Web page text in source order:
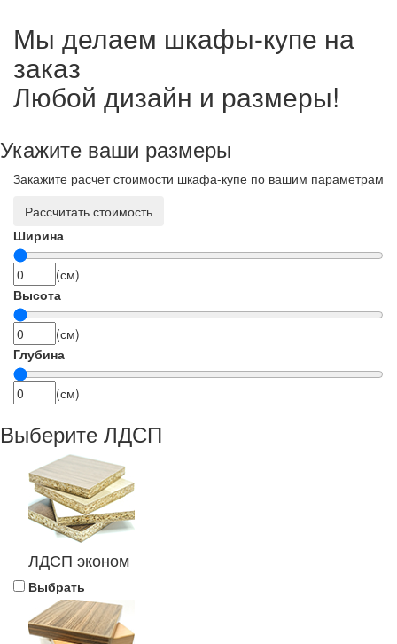
Мы делаем шкафы-купе на
заказ
Любой дизайн и размеры!
Укажите ваши размеры
Закажите расчет стоимости шкафа-купе по вашим параметрам
Рассчитать стоимость
Ширина
(см)
Высота
(см)
Глубина
(см)
Выберите ЛДСП
ЛДСП эконом
Выбрать